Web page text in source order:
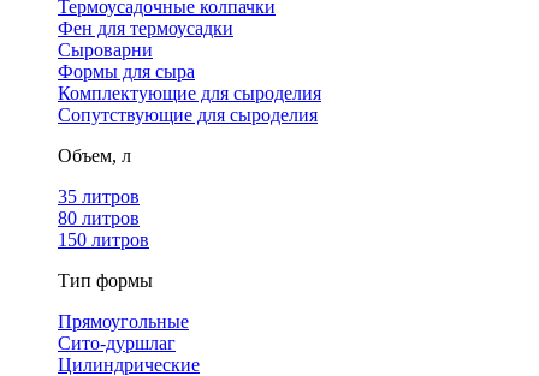
Термоусадочные колпачки
Фен для термоусадки
Сыроварни
Формы для сыра
Комплектующие для сыроделия
Сопутствующие для сыроделия
Объем, л
35 литров
80 литров
150 литров
Тип формы
Прямоугольные
Сито-дуршлаг
Цилиндрические